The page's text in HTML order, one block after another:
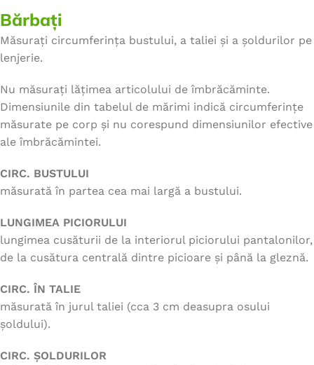
Bărbați
Măsurați circumferința bustului, a taliei și a șoldurilor pe
lenjerie.
Nu măsurați lățimea articolului de îmbrăcăminte.
Dimensiunile din tabelul de mărimi indică circumferințe
măsurate pe corp și nu corespund dimensiunilor efective
ale îmbrăcămintei.
CIRC. BUSTULUI
măsurată în partea cea mai largă a bustului.
LUNGIMEA PICIORULUI
lungimea cusăturii de la interiorul piciorului pantalonilor,
de la cusătura centrală dintre picioare și până la gleznă.
CIRC. ÎN TALIE
măsurată în jurul taliei (cca 3 cm deasupra osului
șoldului).
CIRC. ȘOLDURILOR